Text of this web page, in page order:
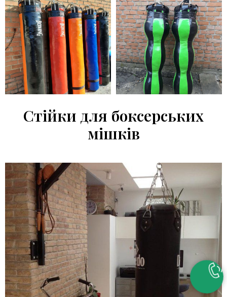
Стійки для боксерських
мішків